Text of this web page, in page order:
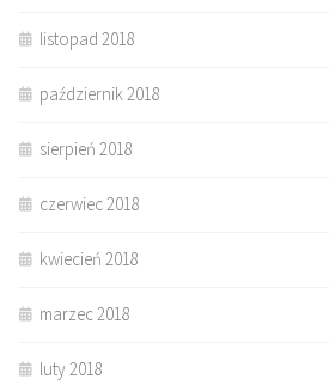
listopad 2018
październik 2018
sierpień 2018
czerwiec 2018
kwiecień 2018
marzec 2018
luty 2018